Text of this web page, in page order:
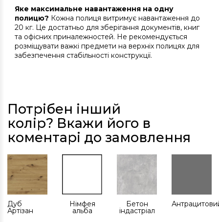
Яке максимальне навантаження на одну
полицю? Кожна полиця витримує навантаження до
20 кг. Це достатньо для зберігання документів, книг
та офісних приналежностей. Не рекомендується
розміщувати важкі предмети на верхніх полицях для
забезпечення стабільності конструкції.
Потрібен інший
колір? Вкажи його в
коментарі до замовлення
Дуб
Артізан
Німфея
альба
Бетон
індастріал